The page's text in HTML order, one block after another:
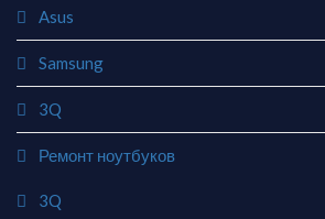
Asus
Samsung
3Q
Ремонт ноутбуков
3Q